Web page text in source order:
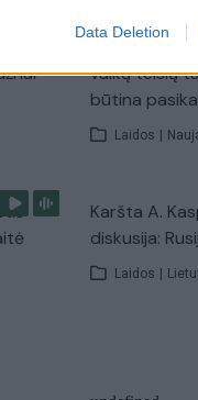
Data Deletion
Ruošiantis
vaikų teisių
būtina
Laidos |
Karšta A.
diskusija:
Laidos |